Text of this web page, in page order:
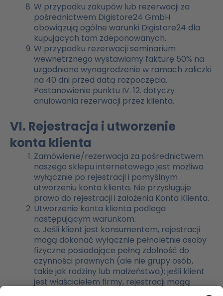
W przypadku zakupów lub rezerwacji za
pośrednictwem Digistore24 GmbH
obowiązują ogólne warunki Digistore24 dla
kupujących tam zdeponowanych.
W przypadku rezerwacji seminarium
wewnętrznego wystawiamy fakturę 50% na
uzgodnione wynagrodzenie w ramach zaliczki
na 40 dni przed datą rozpoczęcia.
Postanowienie punktu IV. 12. dotyczy
anulowania rezerwacji przez klienta.
VI. Rejestracja i utworzenie
konta klienta
Zamówienie/rezerwacja za pośrednictwem
naszego sklepu internetowego jest możliwa
wyłącznie po rejestracji i pomyślnym
utworzeniu konta klienta. Nie przysługuje
prawo do rejestracji i założenia Konta Klienta.
Utworzenie konta klienta podlega
następującym warunkom:
a. Jeśli klient jest konsumentem, rejestracji
mogą dokonać wyłącznie pełnoletnie osoby
fizyczne posiadające pełną zdolność do
czynności prawnych (ale nie grupy osób,
takie jak rodziny lub małżeństwa); jeśli klient
jest właścicielem firmy, rejestracji mogą